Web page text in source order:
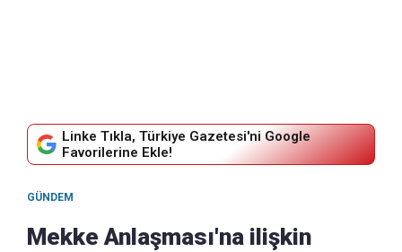
Linke Tıkla, Türkiye Gazetesi'ni Google
Favorilerine Ekle!
GÜNDEM
Mekke Anlaşması'na ilişkin